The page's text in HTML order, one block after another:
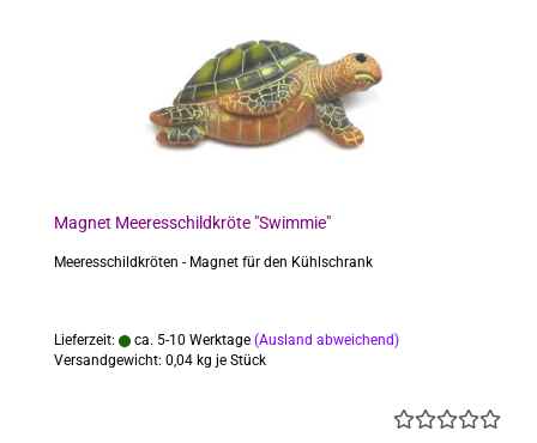
Magnet Meeresschildkröte "Swimmie"
Meeresschildkröten - Magnet für den Kühlschrank
Lieferzeit: ca. 5-10 Werktage (Ausland abweichend)
Versandgewicht: 0,04 kg je Stück